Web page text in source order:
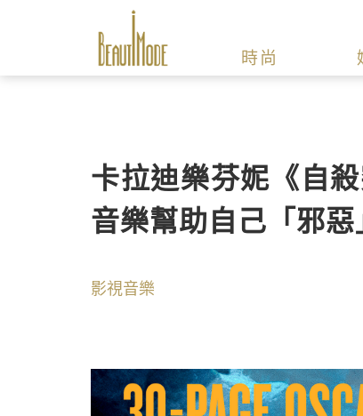
時尚
卡拉迪樂芬妮《自
音樂幫助自己「邪
影視音樂